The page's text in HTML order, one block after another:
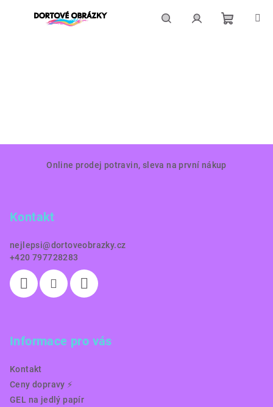
Online prodej potravin, sleva na první nákup
Kontakt
nejlepsi@dortoveobrazky.cz
+420 797728283
Informace pro vás
Kontakt
Ceny dopravy ⚡️
GEL na jedlý papír